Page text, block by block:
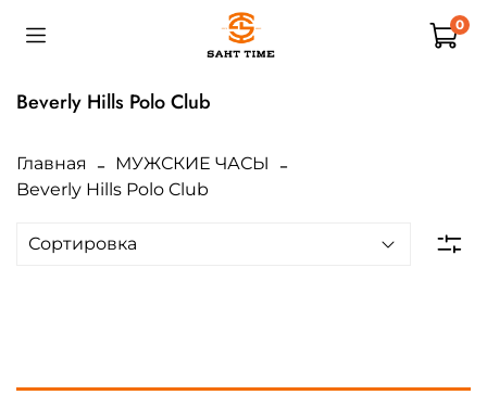
0
Beverly Hills Polo Club
Главная
МУЖСКИЕ ЧАСЫ
Beverly Hills Polo Club